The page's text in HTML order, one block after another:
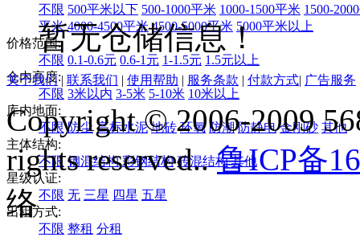
不限 500平米以下 500-1000平米 1000-1500平米 1500-
平米 4000-4500平米 4500-5000平米 5000平米以上
价格范围:
不限 0.1-0.6元 0.6-1元 1-1.5元 1.5元以上
仓内高度:
不限 3米以内 3-5米 5-10米 10米以上
库内地面:
不限 防尘 高标水泥 地砖 环氧 防潮 防静电 金刚砂 其他
主体结构:
不限 钢混结构 彩钢结构 砖混结构 其他
星级认证:
不限 无 三星 四星 五星
出租方式:
不限 整租 分租
暂无仓储信息！
关于我们| 联系我们 | 使用帮助 | 服务条款 | 付款方式| 广告服务
Copyright © 2006-2009
rights reserved..鲁ICP备
络